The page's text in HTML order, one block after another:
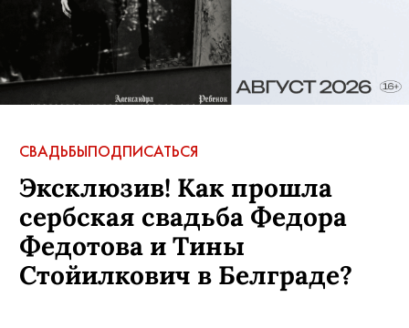
СВАДЬБЫПОДПИСАТЬСЯ
Эксклюзив! Как прошла
сербская свадьба Федора
Федотова и Тины
Стойилкович в Белграде?